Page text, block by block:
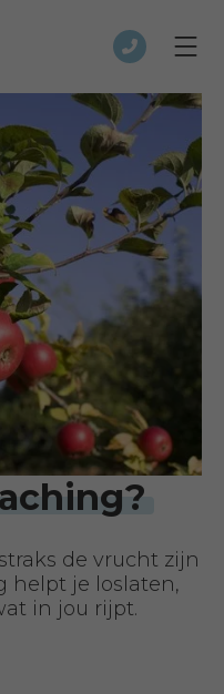
de vrucht zijn
helpt je loslaten,
in jou rijpt.